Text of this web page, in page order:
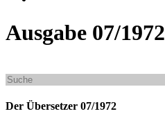
Ausgabe 07/1972
Der Übersetzer 07/1972